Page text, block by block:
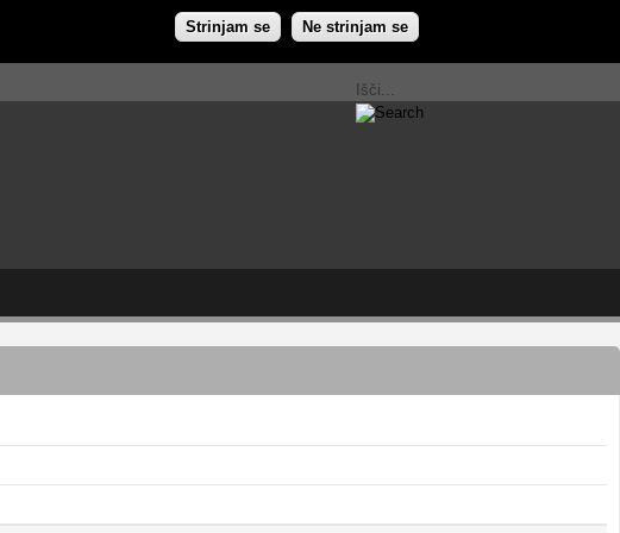
Strinjam se Ne strinjam se